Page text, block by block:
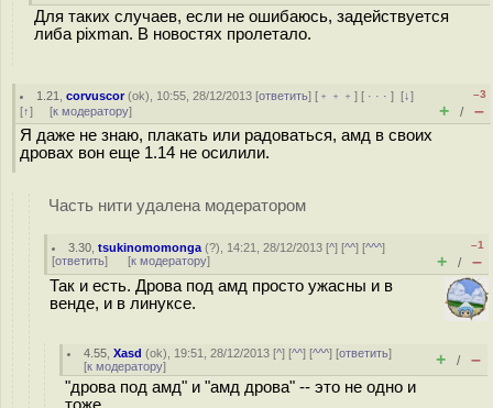
Для таких случаев, если не ошибаюсь, задействуется
либа pixman. В новостях пролетало.
1.21 ,corvuscor(ok), 10:55, 28/12/2013 [ответить] [ ﹢﹢﹢] [ · · ·][↓]
[↑] [к модератору]
–3
+ / –
Я даже не знаю, плакать или радоваться, амд в своих
дровах вон еще 1.14 не осилили.
Часть нити удалена модератором
3.30 ,tsukinomomonga (?), 14:21, 28/12/2013 [^] [^^] [^^^]
[ответить] [к модератору]
–1
+ / –
Так и есть. Дрова под амд просто ужасны и в
венде, и в линуксе.
4.55 ,Xasd (ok), 19:51, 28/12/2013 [^] [^^] [^^^] [ответить]
[к модератору] + / –
"дрова под амд" и "амд дрова" -- это не одно и